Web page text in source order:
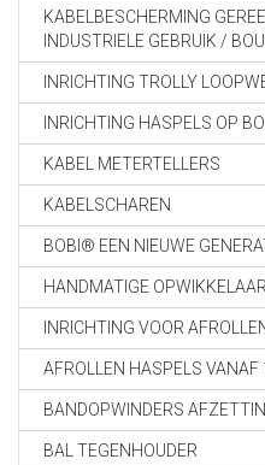
KABELBESCHERMING
INDUSTRIELE GEBRUIK /
INRICHTING TROLLY
INRICHTING HASPELS OP
KABEL METERTELLERS
KABELSCHAREN
BOBI® EEN NIEUWE
HANDMATIGE
INRICHTING VOOR
AFROLLEN HASPELS
BANDOPWINDERS
BAL TEGENHOUDER